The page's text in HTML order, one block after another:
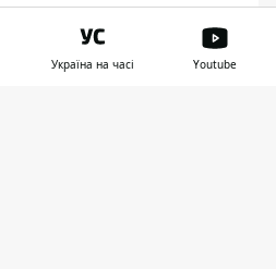
😆
Україна на часі Youtube